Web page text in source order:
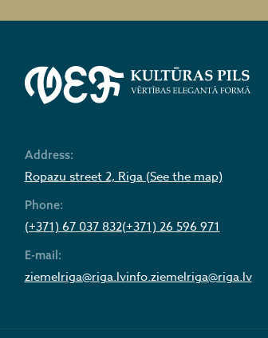
Address:
Ropazu street 2, Riga (See the map)
Phone:
(+371) 67 037 832(+371) 26 596 971
E-mail:
ziemelriga@riga.lvinfo.ziemelriga@riga.lv